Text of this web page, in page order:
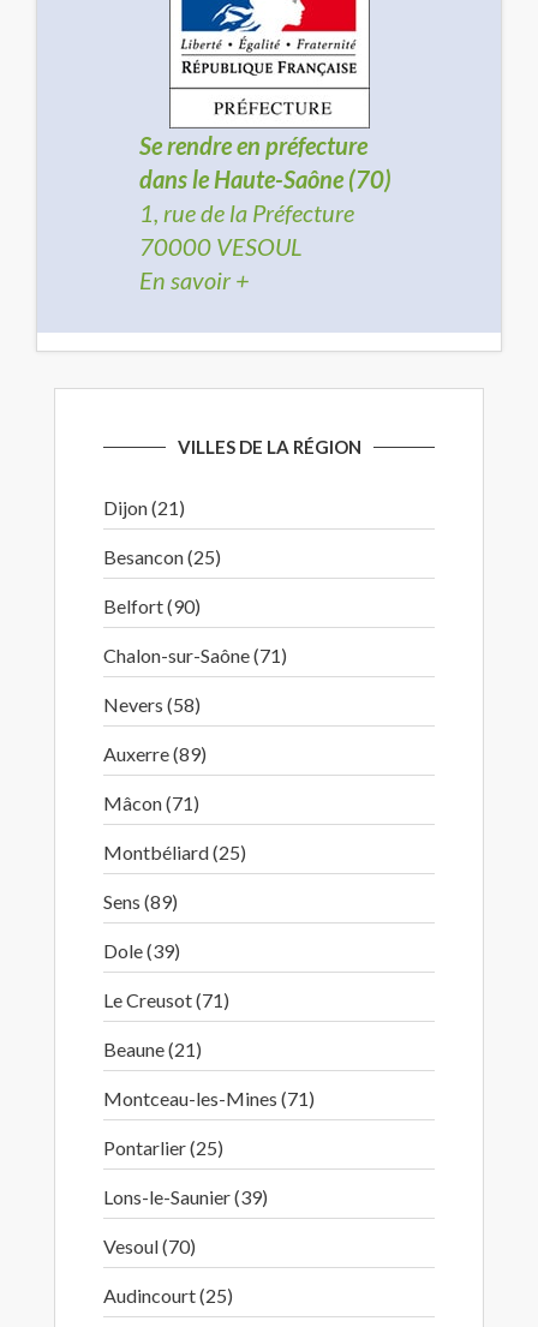
Se rendre en préfecture
dans le Haute-Saône (70)
1, rue de la Préfecture
70000 VESOUL
En savoir +
VILLES DE LA RÉGION
Dijon (21)
Besancon (25)
Belfort (90)
Chalon-sur-Saône (71)
Nevers (58)
Auxerre (89)
Mâcon (71)
Montbéliard (25)
Sens (89)
Dole (39)
Le Creusot (71)
Beaune (21)
Montceau-les-Mines (71)
Pontarlier (25)
Lons-le-Saunier (39)
Vesoul (70)
Audincourt (25)